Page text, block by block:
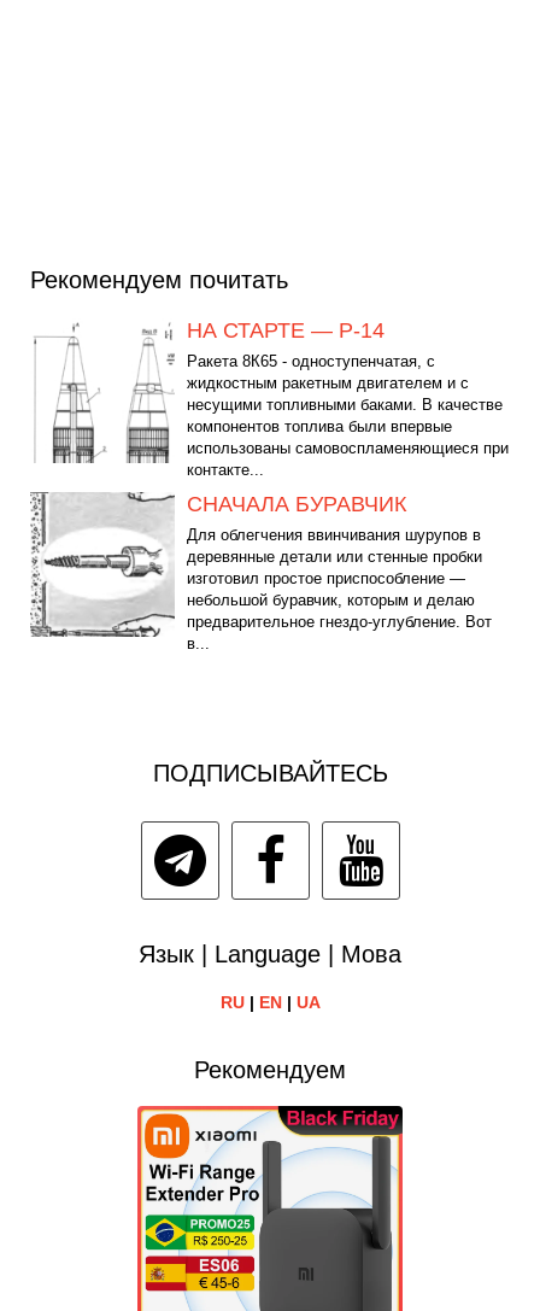
Рекомендуем почитать
НА СТАРТЕ — Р-14
Ракета 8К65 - одноступенчатая, с
жидкостным ракетным двигателем и с
несущими топливными баками. В качестве
компонентов топлива были впервые
использованы самовоспламеняющиеся при
контакте...
СНАЧАЛА БУРАВЧИК
Для облегчения ввинчивания шурупов в
деревянные детали или стенные пробки
изготовил простое приспособление —
небольшой буравчик, которым и делаю
предварительное гнездо-углубление. Вот
в...
ПОДПИСЫВАЙТЕСЬ
Язык | Language | Мова
RU| EN| UA
Рекомендуем